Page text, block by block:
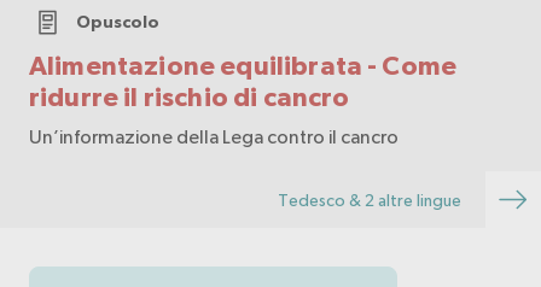
Alimentazione equilibrata - Come
ridurre il ri­schio di cancro
Opuscolo
Un’informazione della Lega contro il cancro
Tedesco & 2 altre lingue